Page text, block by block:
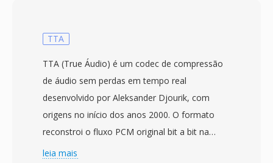
de mascaramento é, em seguida, quantiza é
Implantacoes de transmissão típicas usam
192-384 kbps para estéreo, produzindo
qualidade transparente com menor
complexidade de codificador é melhor
resiliencia a erros que a Layer III. Essas
propriedades explicam por que a televisão
TTA
TTA (True Áudio) é um codec de compressão
de áudio sem perdas em tempo real
desenvolvido por Aleksander Djourik, com
origens no início dos anos 2000. O formato
reconstroi o fluxo PCM original bit a bit na
decodificação, garantindo que nenhum detalhe
leia mais